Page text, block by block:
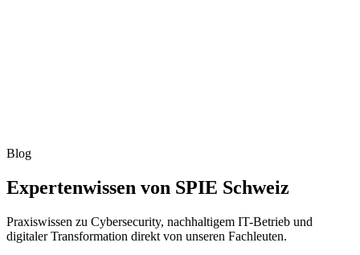
Blog
Expertenwissen von SPIE Schweiz
Praxiswissen zu Cybersecurity, nachhaltigem IT-Betrieb und
digitaler Transformation direkt von unseren Fachleuten.